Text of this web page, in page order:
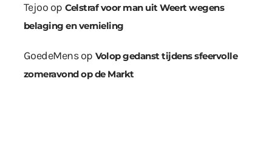
Tejoo op Celstraf voor man uit Weert wegens
belaging en vernieling
GoedeMensop Volop gedanst tijdens sfeervolle
zomeravond op de Markt